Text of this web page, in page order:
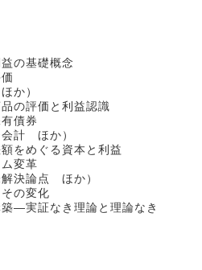
の基礎概念
か）
の評価と利益認識
債券
計 ほか）
をめぐる資本と利益
変革
決論点 ほか）
の変化
―実証なき理論と理論なき